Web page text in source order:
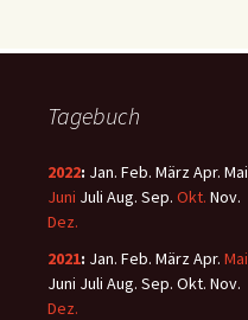
Tagebuch
2022: Jan. Feb. MärzApr. Mai
Juni Juli Aug. Sep. Okt. Nov.
Dez.
2021: Jan. Feb. MärzApr. Mai
Juni Juli Aug. Sep. Okt. Nov.
Dez.